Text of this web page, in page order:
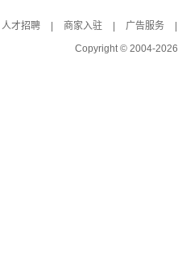
人才招聘 商家入驻 广告服务
Copyright © 2004-2026